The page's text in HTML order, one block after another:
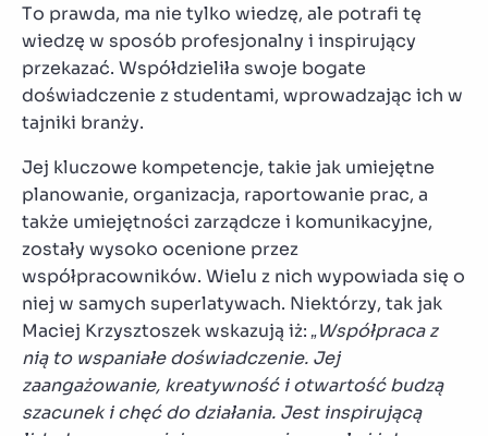
To prawda, ma nie tylko wiedzę, ale potrafi tę
wiedzę w sposób profesjonalny i inspirujący
przekazać. Współdzieliła swoje bogate
doświadczenie z studentami, wprowadzając ich w
tajniki branży.
Jej kluczowe kompetencje, takie jak umiejętne
planowanie, organizacja, raportowanie prac, a
także umiejętności zarządcze i komunikacyjne,
zostały wysoko ocenione przez
współpracowników. Wielu z nich wypowiada się o
niej w samych superlatywach. Niektórzy, tak jak
Maciej Krzysztoszek wskazują iż: „Współpraca z
nią to wspaniałe doświadczenie. Jej
zaangażowanie, kreatywność i otwartość budzą
szacunek i chęć do działania. Jest inspirującą